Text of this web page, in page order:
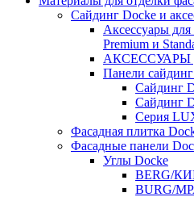
Сайдинг Docke и
Аксессуары
Premium и
АКСЕССУАРЫ
Панели
Cайдинг
Сайдинг
Серия
Фасадная плитка
Фасадные панели
Углы Docke
BERG/
BURG/